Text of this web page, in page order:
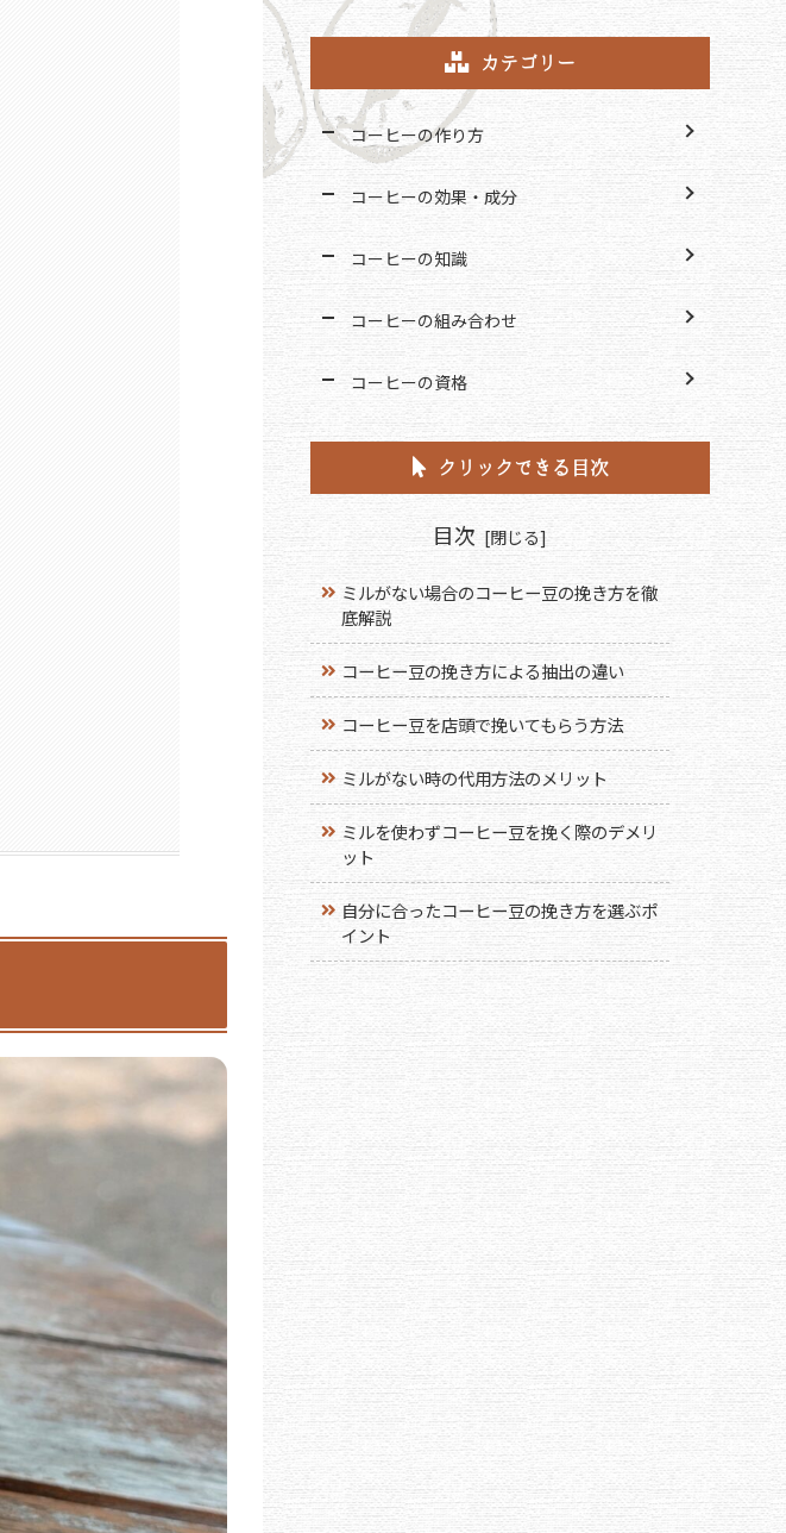
カテゴリー
コーヒーの作り方
コーヒーの効果・成分
コーヒーの知識
コーヒーの組み合わせ
コーヒーの資格
クリックできる目次
目次
ミルがない場合のコーヒー豆の挽き方を徹
底解説
コーヒー豆の挽き方による抽出の違い
コーヒー豆を店頭で挽いてもらう方法
ミルがない時の代用方法のメリット
ミルを使わずコーヒー豆を挽く際のデメリ
ット
自分に合ったコーヒー豆の挽き方を選ぶポ
イント